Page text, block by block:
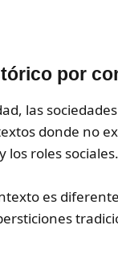
por
las
donde no
los roles sociales.
es